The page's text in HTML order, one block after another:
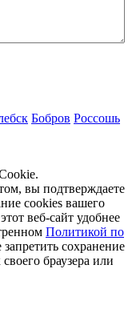
Бобров Россошь
вы подтверждаете
cookies вашего
веб-сайт удобнее
Политикой по
сохранение
браузера или